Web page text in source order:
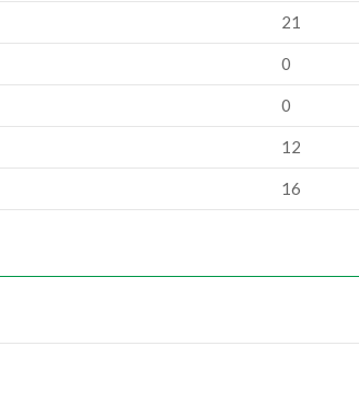
21
0
0
12
16